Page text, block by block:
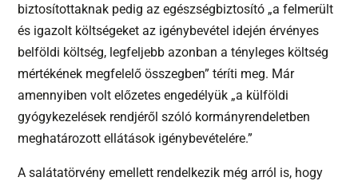
biztosítottaknak pedig az egészségbiztosító „a felmerült
és igazolt költségeket az igénybevétel idején érvényes
belföldi költség, legfeljebb azonban a tényleges költség
mértékének megfelelő összegben” téríti meg. Már
amennyiben volt előzetes engedélyük „a külföldi
gyógykezelések rendjéről szóló kormányrendeletben
meghatározott ellátások igénybevételére.”
A salátatörvény emellett rendelkezik még arról is, hogy